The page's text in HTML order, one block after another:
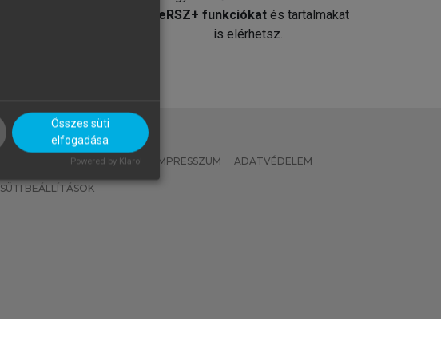
MeRSZ+ funkciókat és tartalmakat
is elérhetsz.
MI – ÁLTALÁNOS IRÁNYELVEK IMPRESSZUM ADATVÉDELEM
SÜTI BEÁLLÍTÁSOK
Összes süti
elfogadása
Powered by Klaro!